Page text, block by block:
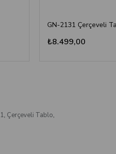
GN-2131 Çerçeveli
₺8.499,00
, Çerçeveli Tablo,